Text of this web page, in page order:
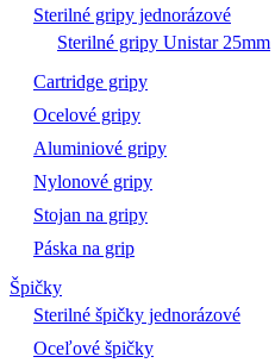
Sterilné gripy jednorázové
Sterilné gripy Unistar 25mm
Cartridge gripy
Ocelové gripy
Aluminiové gripy
Nylonové gripy
Stojan na gripy
Páska na grip
Špičky
Sterilné špičky jednorázové
Oceľové špičky